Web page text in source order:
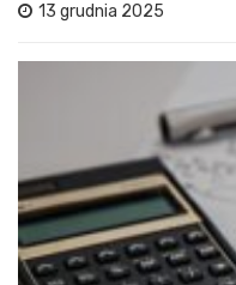
13 grudnia 2025